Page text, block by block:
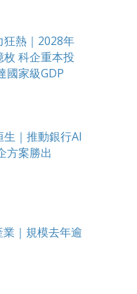
狂熱｜2028年
枚 科企重本投
國家級GDP
生｜推動銀行AI
方案勝出
業｜規模去年逾